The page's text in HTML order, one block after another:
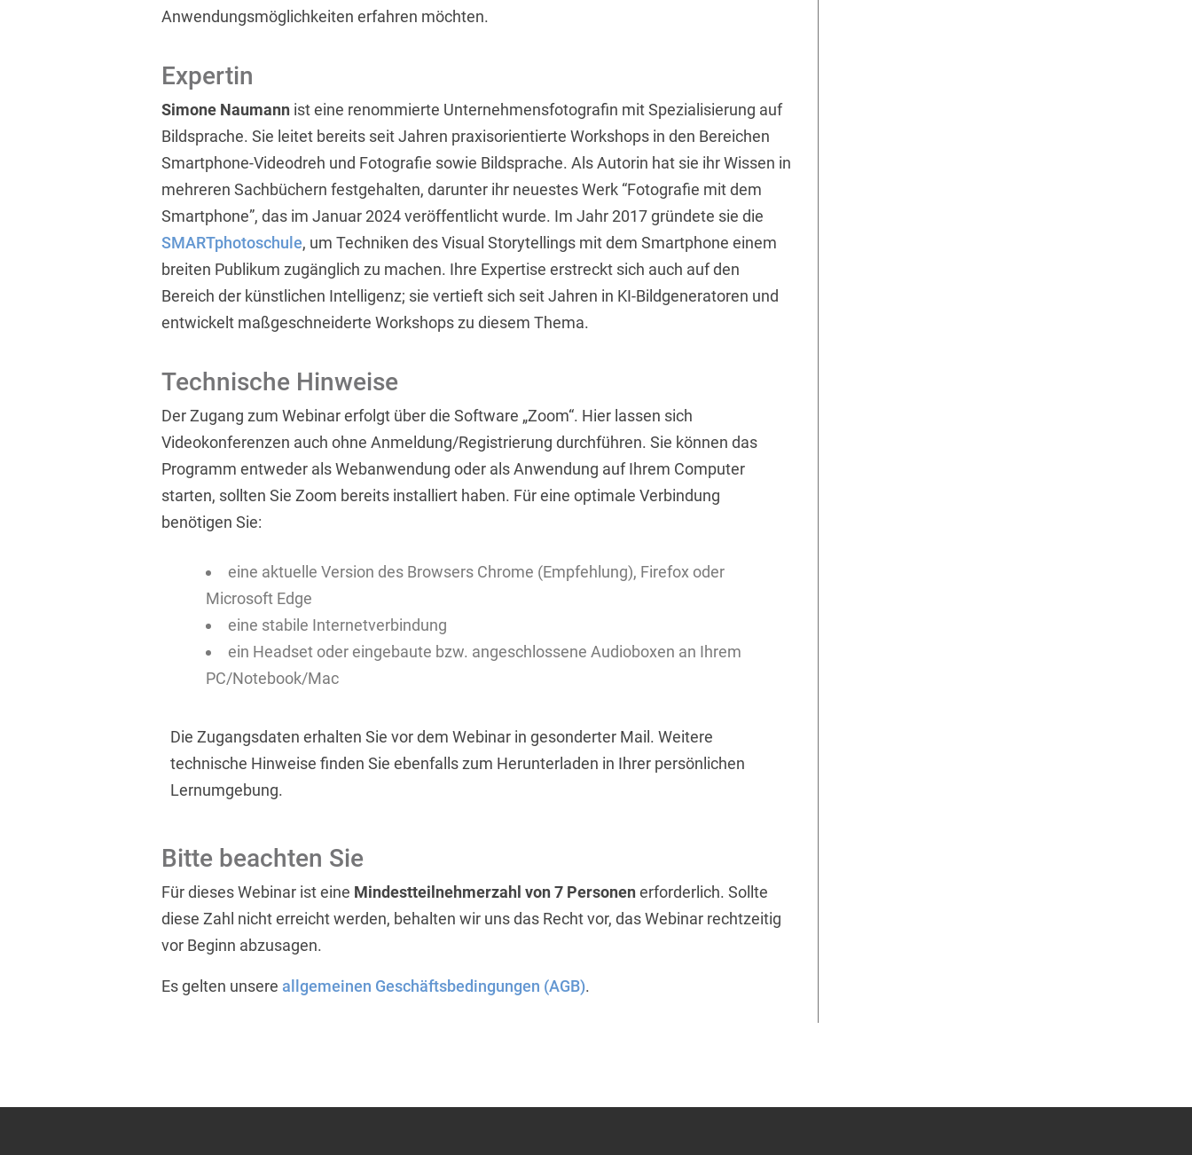
Anwendungsmöglichkeiten erfahren möchten.
Expertin
Simone Naumann ist eine renommierte Unternehmensfotografin mit Spezialisierung auf
Bildsprache. Sie leitet bereits seit Jahren praxisorientierte Workshops in den Bereichen
Smartphone-Videodreh und Fotografie sowie Bildsprache. Als Autorin hat sie ihr Wissen in
mehreren Sachbüchern festgehalten, darunter ihr neuestes Werk “Fotografie mit dem
Smartphone”, das im Januar 2024 veröffentlicht wurde. Im Jahr 2017 gründete sie die
SMARTphotoschule, um Techniken des Visual Storytellings mit dem Smartphone einem
breiten Publikum zugänglich zu machen. Ihre Expertise erstreckt sich auch auf den
Bereich der künstlichen Intelligenz; sie vertieft sich seit Jahren in KI-Bildgeneratoren und
entwickelt maßgeschneiderte Workshops zu diesem Thema.
Technische Hinweise
Der Zugang zum Webinar erfolgt über die Software „Zoom“. Hier lassen sich
Videokonferenzen auch ohne Anmeldung/Registrierung durchführen. Sie können das
Programm entweder als Webanwendung oder als Anwendung auf Ihrem Computer
starten, sollten Sie Zoom bereits installiert haben. Für eine optimale Verbindung
benötigen Sie:
eine aktuelle Version des Browsers Chrome (Empfehlung), Firefox oder
Microsoft Edge
eine stabile Internetverbindung
ein Headset oder eingebaute bzw. angeschlossene Audioboxen an Ihrem
PC/Notebook/Mac
Die Zugangsdaten erhalten Sie vor dem Webinar in gesonderter Mail. Weitere
technische Hinweise finden Sie ebenfalls zum Herunterladen in Ihrer persönlichen
Lernumgebung.
Bitte beachten Sie
Für dieses Webinar ist eine Mindestteilnehmerzahl von 7 Personenerforderlich. Sollte
diese Zahl nicht erreicht werden, behalten wir uns das Recht vor, das Webinar rechtzeitig
vor Beginn abzusagen.
Es gelten unsere allgemeinen Geschäftsbedingungen (AGB).